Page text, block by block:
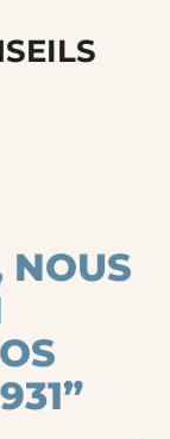
NOUS